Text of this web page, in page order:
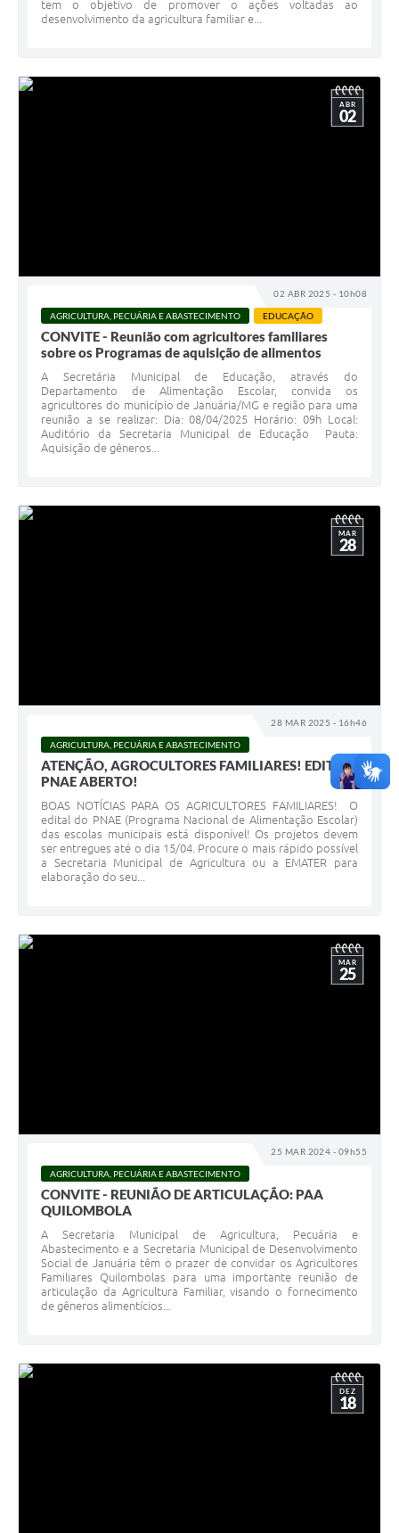
Arquivos para Download
Links
tem o objetivo de promover o ações voltadas ao
desenvolvimento da agricultura familiar e...
02 ABR 2025 - 10h08
ABR
02
AGRICULTURA, PECUÁRIA E ABASTECIMENTO EDUCAÇÃO
CONVITE - Reunião com agricultores familiares
sobre os Programas de aquisição de alimentos
A Secretária Municipal de Educação, através do
Departamento de Alimentação Escolar, convida os
agricultores do município de Januária/MG e região para uma
reunião a se realizar: Dia: 08/04/2025 Horário: 09h Local:
Auditório da Secretaria Municipal de Educação Pauta:
Aquisição de gêneros...
28 MAR 2025 - 16h46
MAR
28
AGRICULTURA, PECUÁRIA E ABASTECIMENTO
ATENÇÃO, AGROCULTORES FAMILIARES! EDITAL
PNAE ABERTO!
BOAS NOTÍCIAS PARA OS AGRICULTORES FAMILIARES! O
edital do PNAE (Programa Nacional de Alimentação Escolar)
das escolas municipais está disponível! Os projetos devem
ser entregues até o dia 15/04. Procure o mais rápido possível
a Secretaria Municipal de Agricultura ou a EMATER para
elaboração do seu...
25 MAR 2024 - 09h55
MAR
25
AGRICULTURA, PECUÁRIA E ABASTECIMENTO
CONVITE - REUNIÃO DE ARTICULAÇÃO: PAA
QUILOMBOLA
A Secretaria Municipal de Agricultura, Pecuária e
Abastecimento e a Secretaria Municipal de Desenvolvimento
Social de Januária têm o prazer de convidar os Agricultores
Familiares Quilombolas para uma importante reunião de
articulação da Agricultura Familiar, visando o fornecimento
de gêneros alimentícios...
DEZ
18